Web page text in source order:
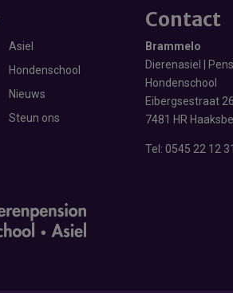
Asiel
Hondenschool
Nieuws
Steun ons
Contact
Brammelo
Dierenasiel |
Hondenschool
Eibergsestraat
7481 HR
Tel: 0545 22 12 31